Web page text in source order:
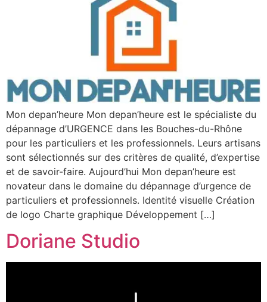
Mon depan’heure Mon depan’heure est le spécialiste du
dépannage d’URGENCE dans les Bouches-du-Rhône
pour les particuliers et les professionnels. Leurs artisans
sont sélectionnés sur des critères de qualité, d’expertise
et de savoir-faire. Aujourd’hui Mon depan’heure est
novateur dans le domaine du dépannage d’urgence de
particuliers et professionnels. Identité visuelle Création
de logo Charte graphique Développement […]
Doriane Studio